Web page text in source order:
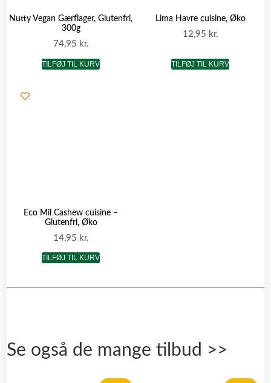
Nutty Vegan Gærflager, Glutenfri,
300g
74,95 kr.
TILFØJ TIL KURV
Lima Havre cuisine, Øko
12,95 kr.
TILFØJ TIL KURV
Eco Mil Cashew cuisine –
Glutenfri, Øko
14,95 kr.
TILFØJ TIL KURV
Se også de mange tilbud >>